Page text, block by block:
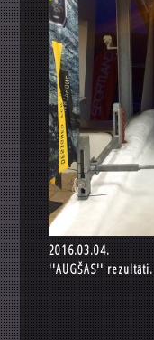
2016.03.04.
''AUGŠAS'' rezultāti.